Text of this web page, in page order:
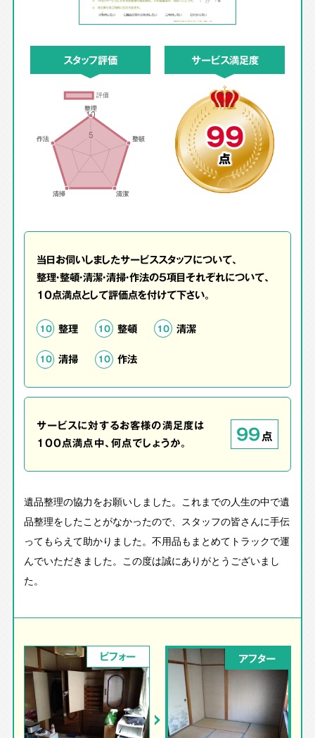
スタッフ評価 サービス満足度
99
点
当日お伺いしましたサービススタッフについて、
整理・整頓・清潔・清掃・作法の5項目それぞれについて、
10点満点として評価点を付けて下さい。
10 整理 10 整頓 10 清潔
10 清掃 10 作法
サービスに対するお客様の満足度は
100点満点中、何点でしょうか。
99点
遺品整理の協力をお願いしました。これまでの人生の中で遺
品整理をしたことがなかったので、スタッフの皆さんに手伝
ってもらえて助かりました。不用品もまとめてトラックで運
んでいただきました。この度は誠にありがとうございまし
た。
ビフォー アフター